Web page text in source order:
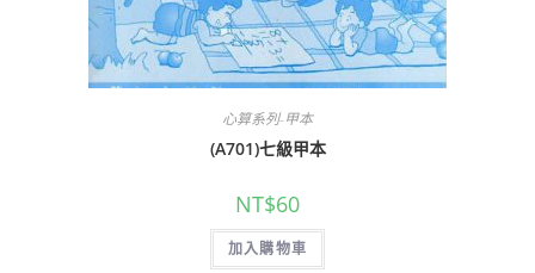
心算系列-甲本
(A701)七級甲本
NT$60
加入購物車